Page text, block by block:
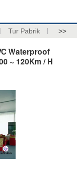
Tur Pabrik >>
Waterproof
~ 120Km / H